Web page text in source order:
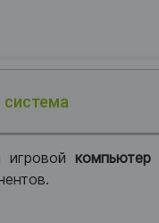
игровой компьютер